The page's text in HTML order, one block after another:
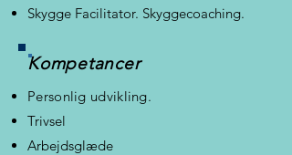
Skygge Facilitator. Skyggecoaching.
Kompetancer
Personlig udvikling.
Trivsel
Arbejdsglæde